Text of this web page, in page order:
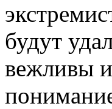
будут
вежливы